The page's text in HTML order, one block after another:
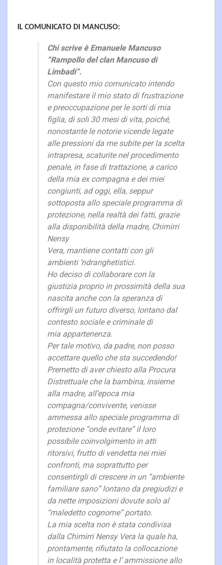
IL COMUNICATO DI MANCUSO:
Chi scrive è Emanuele Mancuso
“Rampollo del clan Mancuso di
Limbadi”.
Con questo mio comunicato intendo
manifestare il mio stato di frustrazione
e preoccupazione per le sorti di mia
figlia, di soli 30 mesi di vita, poiché,
nonostante le notorie vicende legate
alle pressioni da me subite per la scelta
intrapresa, scaturite nel procedimento
penale, in fase di trattazione, a carico
della mia ex compagna e dei miei
congiunti, ad oggi, ella, seppur
sottoposta allo speciale programma di
protezione, nella realtà dei fatti, grazie
alla disponibilità della madre, Chimirri
Nensy
Vera, mantiene contatti con gli
ambienti ‘ndranghetistici.
Ho deciso di collaborare con la
giustizia proprio in prossimità della sua
nascita anche con la speranza di
offrirgli un futuro diverso, lontano dal
contesto sociale e criminale di
mia appartenenza.
Per tale motivo, da padre, non posso
accettare quello che sta succedendo!
Premetto di aver chiesto alla Procura
Distrettuale che la bambina, insieme
alla madre, all’epoca mia
compagna/convivente, venisse
ammessa allo speciale programma di
protezione “onde evitare” il loro
possibile coinvolgimento in atti
ritorsivi, frutto di vendetta nei miei
confronti, ma soprattutto per
consentirgli di crescere in un “ambiente
familiare sano” lontano da pregiudizi e
da nette imposizioni dovute solo al
“maledetto cognome” portato.
La mia scelta non è stata condivisa
dalla Chimirri Nensy Vera la quale ha,
prontamente, rifiutato la collocazione
in località protetta e l’ ammissione allo